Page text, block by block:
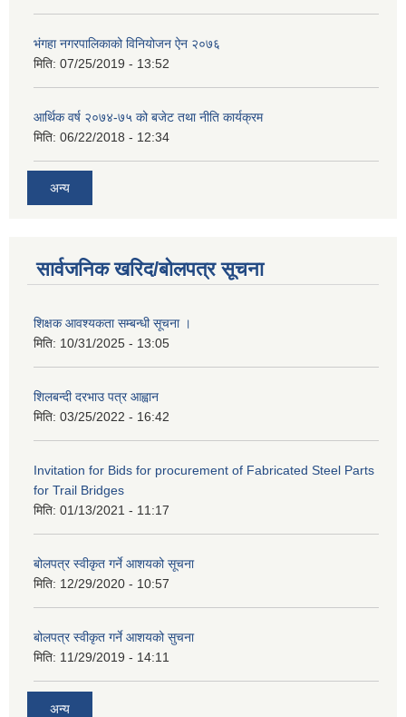
भंगहा नगरपालिकाको विनियोजन ऐन २०७६
मिति: 07/25/2019 - 13:52
आर्थिक वर्ष २०७४-७५ को बजेट तथा नीति कार्यक्रम
मिति: 06/22/2018 - 12:34
अन्य
सार्वजनिक खरिद/बोलपत्र सूचना
शिक्षक आवश्यकता सम्बन्धी सूचना ।
मिति: 10/31/2025 - 13:05
शिलबन्दी दरभाउ पत्र आह्वान
मिति: 03/25/2022 - 16:42
Invitation for Bids for procurement of Fabricated Steel Parts
for Trail Bridges
मिति: 01/13/2021 - 11:17
बोलपत्र स्वीकृत गर्ने आशयको सूचना
मिति: 12/29/2020 - 10:57
बोलपत्र स्वीकृत गर्ने आशयको सुचना
मिति: 11/29/2019 - 14:11
अन्य